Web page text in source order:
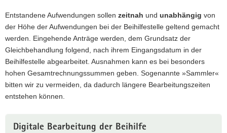
Entstandene Aufwendungen sollen zeitnah und unabhängig von
der Höhe der Aufwendungen bei der Beihilfestelle geltend gemacht
werden. Eingehende Anträge werden, dem Grundsatz der
Gleichbehandlung folgend, nach ihrem Eingangsdatum in der
Beihilfestelle abgearbeitet. Ausnahmen kann es bei besonders
hohen Gesamtrechnungssummen geben. Sogenannte »Sammler«
bitten wir zu vermeiden, da dadurch längere Bearbeitungszeiten
entstehen können.
Digitale Bearbeitung der Beihilfe